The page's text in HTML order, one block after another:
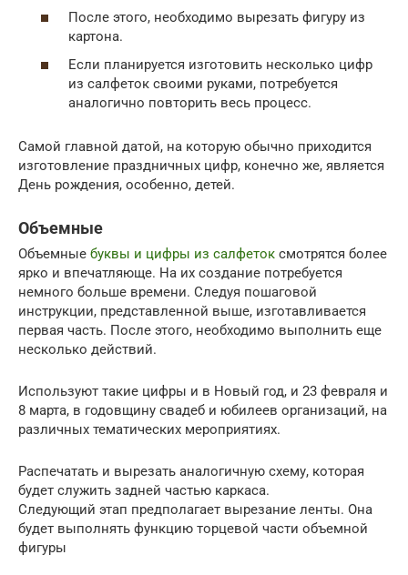
После этого, необходимо вырезать фигуру из
картона.
Если планируется изготовить несколько цифр
из салфеток своими руками, потребуется
аналогично повторить весь процесс.
Самой главной датой, на которую обычно приходится
изготовление праздничных цифр, конечно же, является
День рождения, особенно, детей.
Объемные
Объемные буквы и цифры из салфеток смотрятся более
ярко и впечатляюще. На их создание потребуется
немного больше времени. Следуя пошаговой
инструкции, представленной выше, изготавливается
первая часть. После этого, необходимо выполнить еще
несколько действий.
Используют такие цифры и в Новый год, и 23 февраля и
8 марта, в годовщину свадеб и юбилеев организаций, на
различных тематических мероприятиях.
Распечатать и вырезать аналогичную схему, которая
будет служить задней частью каркаса.
Следующий этап предполагает вырезание ленты. Она
будет выполнять функцию торцевой части объемной
фигуры